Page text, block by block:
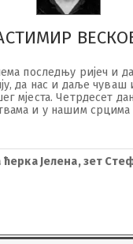
последњу ријеч и
да нас и даље чуваш
мјеста. Четрдесет
и у нашим
ћерка Јелена, зет